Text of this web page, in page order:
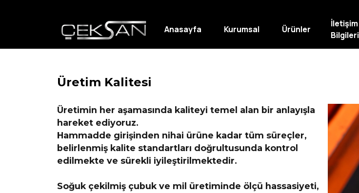
Üretim Kalitesi
Üretimin her aşamasında kaliteyi temel alan bir anlayışla
hareket ediyoruz.
Hammadde girişinden nihai ürüne kadar tüm süreçler,
belirlenmiş kalite standartları doğrultusunda kontrol
edilmekte ve sürekli iyileştirilmektedir.
Soğuk çekilmiş çubuk ve mil üretiminde ölçü hassasiyeti,
Anasayfa Kurumsal Ürünler
İletişim
Bilgileri